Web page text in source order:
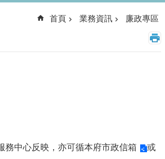
首頁 業務資訊 廉政專區
務中心反映，亦可循本府市政信箱
或